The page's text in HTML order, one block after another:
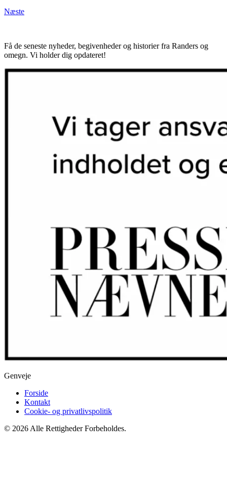
Næste
Få de seneste nyheder, begivenheder og historier fra Randers og
omegn. Vi holder dig opdateret!
Genveje
Forside
Kontakt
Cookie- og privatlivspolitik
© 2026 Alle Rettigheder Forbeholdes.